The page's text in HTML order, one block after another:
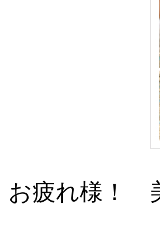
お疲れ様！